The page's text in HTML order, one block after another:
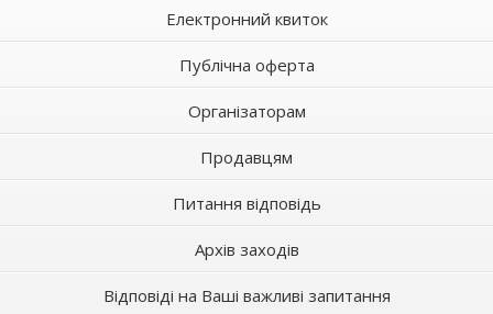
Електронний квиток
Публічна оферта
Організаторам
Продавцям
Питання відповідь
Архів заходів
Відповіді на Ваші важливі запитання